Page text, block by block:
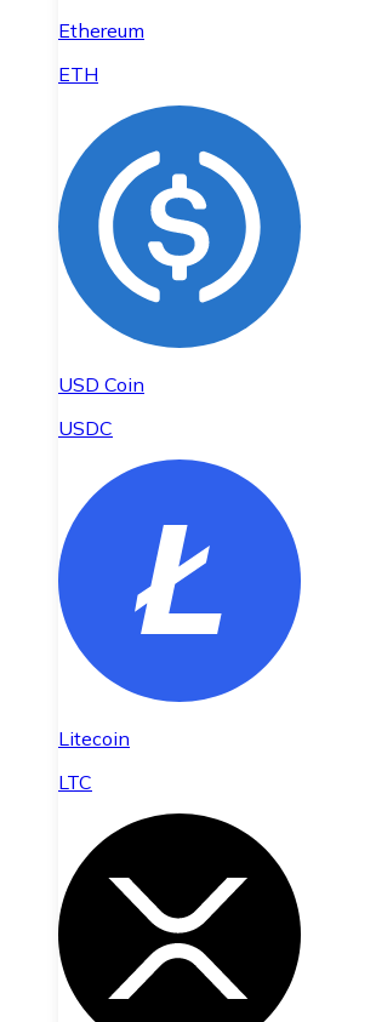
Ethereum
ETH
USD Coin
USDC
Litecoin
LTC